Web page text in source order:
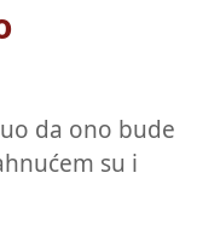
da ono bude
su i